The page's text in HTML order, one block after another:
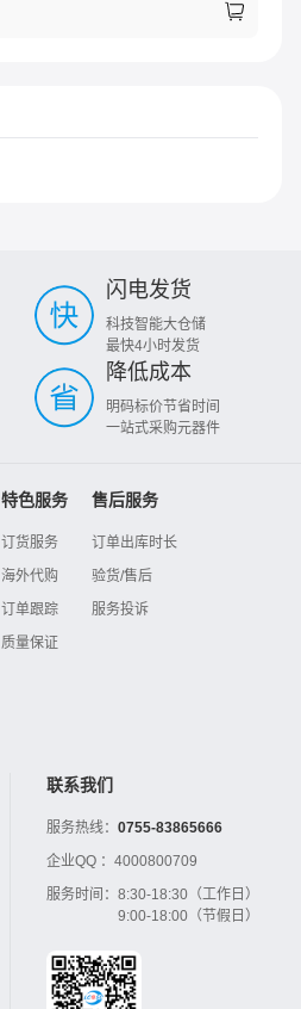
闪电发货
科技智能大仓储
最快4小时发货
降低成本
明码标价节省时间
一站式采购元器件
特色服务
订货服务
海外代购
订单跟踪
质量保证
售后服务
订单出库时长
验货/售后
服务投诉
联系我们
服务热线： 0755-83865666
企业QQ ： 4000800709
服务时间： 8:30-18:30（工作日）
9:00-18:00（节假日）